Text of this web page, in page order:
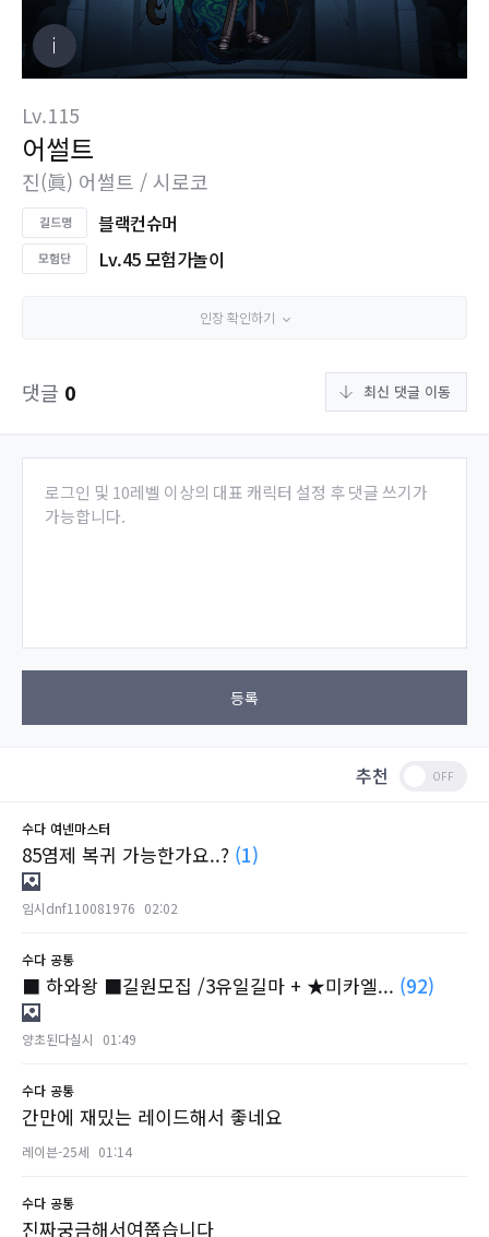
Lv.115
어썰트
진(眞) 어썰트 / 시로코
블랙컨슈머
Lv.45 모험가놀이
인장 확인하기
댓글 0 최신 댓글 이동
로그인 및 10레벨 이상의 대표 캐릭터 설정 후 댓글 쓰기가
가능합니다.
등록
추천
수다 여넨마스터
85염제 복귀 가능한가요..? (1)
임시dnf110081976 02:02
수다 공통
■ 하와왕 ■길원모집 /3유일길마 + ★미카엘... (92)
양초된다실시 01:49
수다 공통
간만에 재밌는 레이드해서 좋네요
레이븐-25세 01:14
수다 공통
진짜궁금해서여쭙습니다